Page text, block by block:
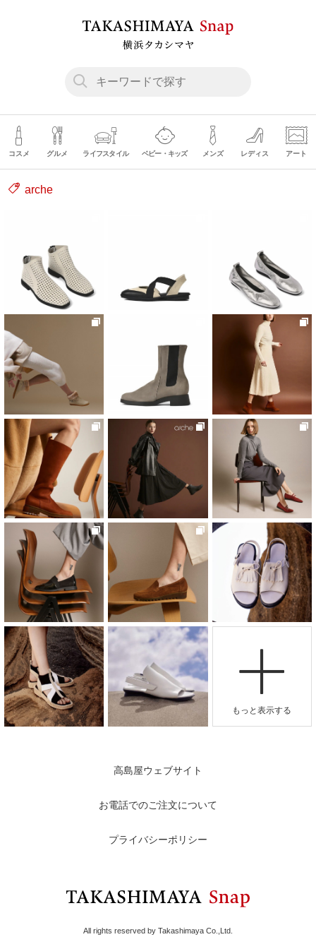
コスメ グルメ ライフスタイル ベビー・キッズ メンズ レディス アート
arche
高島屋ウェブサイト
お電話でのご注文について
プライバシーポリシー
All rights reserved by Takashimaya Co.,Ltd.